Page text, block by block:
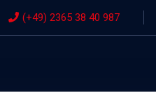
(+49) 2365 38 40 987